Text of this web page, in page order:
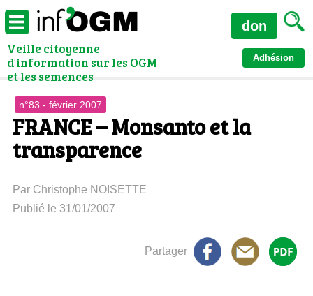
Veille citoyenne
d'information sur les OGM
et les semences
Adhésion
don
n°83 - février 2007
FRANCE – Monsanto et la
transparence
Par Christophe NOISETTE
Publié le 31/01/2007
Partager